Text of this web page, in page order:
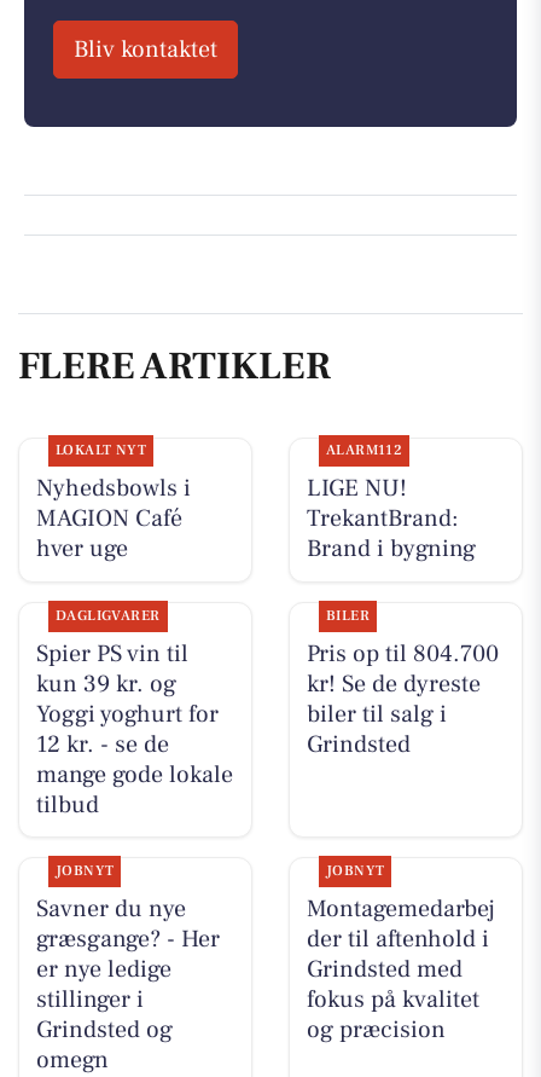
Bliv kontaktet
FLERE ARTIKLER
LOKALT NYT
Nyhedsbowls i
MAGION Café
hver uge
ALARM112
LIGE NU!
TrekantBrand:
Brand i bygning
DAGLIGVARER
Spier PS vin til
kun 39 kr. og
Yoggi yoghurt for
12 kr. - se de
mange gode lokale
tilbud
BILER
Pris op til 804.700
kr! Se de dyreste
biler til salg i
Grindsted
JOBNYT
Savner du nye
græsgange? - Her
er nye ledige
stillinger i
Grindsted og
omegn
JOBNYT
Montagemedarbej
der til aftenhold i
Grindsted med
fokus på kvalitet
og præcision